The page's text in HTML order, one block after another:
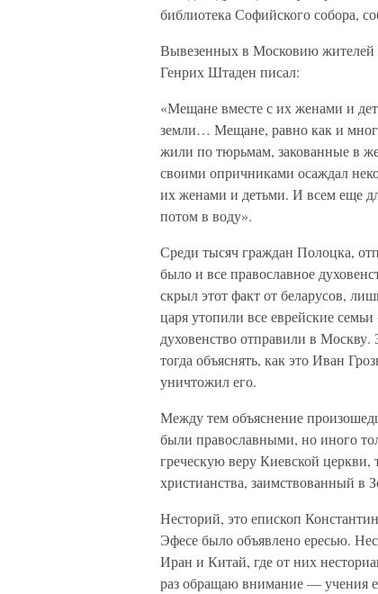
библиотека Софийского собора,
Вывезенных в Московию жителей
Генрих Штаден писал:
«Мещане вместе с их женами и
земли… Мещане, равно как и
жили по тюрьмам, закованные в
своими опричниками осаждал
их женами и детьми. И всем еще
потом в воду».
Среди тысяч граждан Полоцка,
было и все православное
скрыл этот факт от беларусов,
царя утопили все еврейские
духовенство отправили в
тогда объяснять, как это Иван
уничтожил его.
Между тем объяснение
были православными, но иного
греческую веру Киевской
христианства, заимствованный в
Несторий, это епископ
Эфесе было объявлено ересью.
Иран и Китай, где от них
раз обращаю внимание — учения